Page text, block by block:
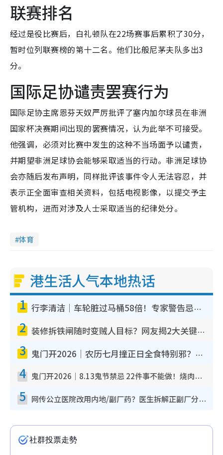
联赛排名
经过是役比赛后，白礼顿队在22场赛事后累积了30分，
暂时位列联赛榜的第十二名。他们比般尼茅夫队多出3
分。
国际足协谴责罢赛行为
国际足协主席恩芬天奴严厉批评了塞内加尔球员在非洲
国家杯决赛期间出现的罢赛情况，认为此举不可接受。
他强调，必须对比赛中发生的这种不当场面予以谴责，
并期望非洲足球协会能够采取适当的行动。非洲足球协
会亦随后发布声明，同样批评该事件令人无法容忍，并
表示正全面审查相关资料，包括电视影像，以提交予主
管机构，进而对涉及人士采取适当的纪律处分。
体育
港生活人气本地热话
1 行李清洁｜车轮脏过马桶58倍！专家警告忌用酒精擦 教1招免脏手除菌
2 装修拆铁闸随时变贼人目标？网友揭2大关键用途：装新款等于白装？附新旧铁闸分别
3 鬼门开2026｜农历七月撞正日全食特别邪？专家警告切忌做一事！揭4大禁忌+2招保平安
4 鬼门开2026｜8.13鬼节禁忌 22件事不能做！烧肉、刺身要少食？半夜勿吹口哨/打给个电话
5 网传公立医院改用内地/副厂药？医生拆解正副厂分别，揭4类人换药随时出事